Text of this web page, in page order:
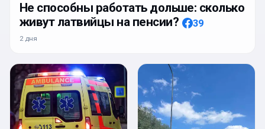
Не способны работать дольше: сколько
живут латвийцы на пенсии?
39
2 дня